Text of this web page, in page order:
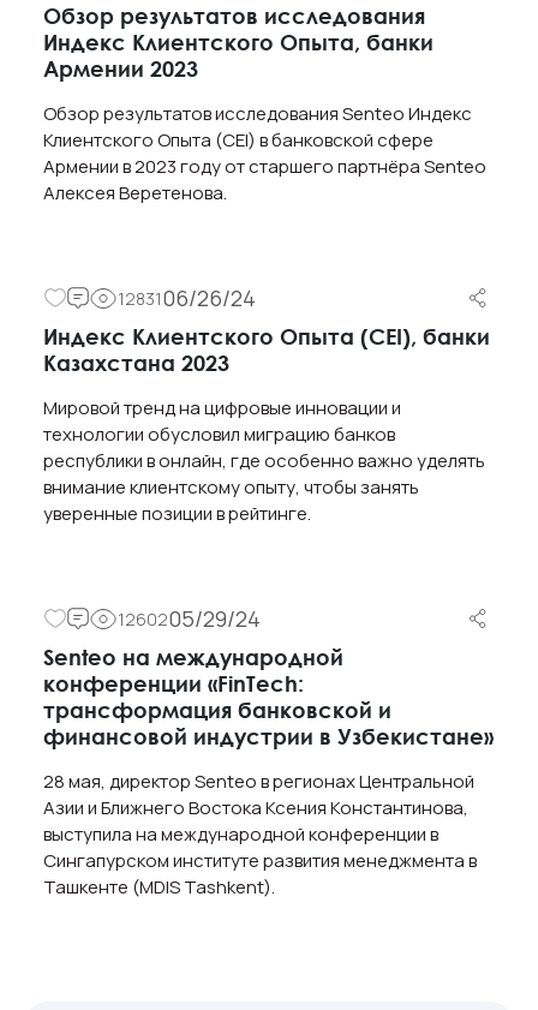
Обзор результатов исследования
Индекс Клиентского Опыта, банки
Армении 2023
Обзор результатов исследования Senteo Индекс
Клиентского Опыта (CEI) в банковской сфере
Армении в 2023 году от старшего партнёра Senteo
Алексея Веретенова.
1283106/26/24
Индекс Клиентского Опыта (CEI), банки
Казахстана 2023
Мировой тренд на цифровые инновации и
технологии обусловил миграцию банков
республики в онлайн, где особенно важно уделять
внимание клиентскому опыту, чтобы занять
уверенные позиции в рейтинге.
1260205/29/24
Senteo на международной
конференции «FinTech:
трансформация банковской и
финансовой индустрии в Узбекистане»
28 мая, директор Senteo в регионах Центральной
Азии и Ближнего Востока Ксения Константинова,
выступила на международной конференции в
Сингапурском институте развития менеджмента в
Ташкенте (MDIS Tashkent).